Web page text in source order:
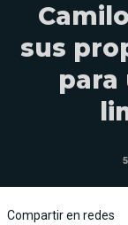
sus
para
Compartir en redes